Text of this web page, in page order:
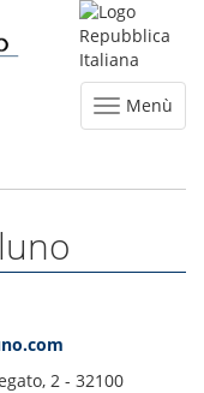
Menù
2 - 32100